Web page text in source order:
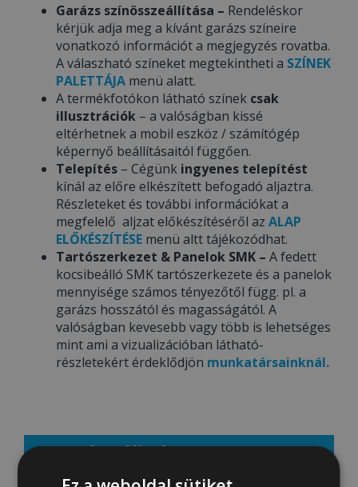
Garázs színösszeállítása – Rendeléskor
kérjük adja meg a kívánt garázs színeire
vonatkozó információt a megjegyzés rovatba.
A válaszható színeket megtekintheti a SZÍNEK
PALETTÁJA menü alatt.
A termékfotókon látható színek csak
illusztrációk – a valóságban kissé
eltérhetnek a mobil eszköz / számítógép
képernyő beállításaitól függően.
Telepítés – Cégünk ingyenes telepítést
kínál az előre elkészített befogadó aljaztra.
Részleteket és további információkat a
megfelelő aljzat előkészítéséről az ALAP
ELŐKÉSZÍTÉSE menü altt tájékozódhat.
Tartószerkezet & Panelok SMK – A fedett
kocsibeálló SMK tartószerkezete és a panelok
mennyisége számos tényezőtől függ. pl. a
garázs hosszától és magasságától. A
valóságban kevesebb vagy több is lehetséges
mint ami a vizualizációban látható-
részletekért érdeklődjön munkatársainknál.
Aktuális ár: 1691000 Ft